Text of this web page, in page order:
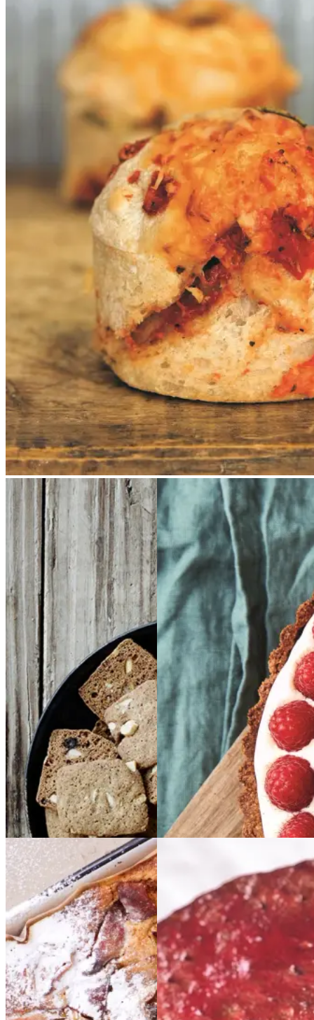
Disse supersaftige snegle baseret
på vores ølandshvededej er uhyre
lækre, ungerne elsker dem og hvis
jeg ikke har tid til en ordentlig
frokost, snupper jeg en
ølandssnegl og jeg gør det med
glæde. Her er sneglene rullet med
rå tomatsauce og comté, men du
kan selvfølgelig variere fyldet.
Brunkager
Brunkage
r
Gem opskrift
Glutenfri Glutenfri
bærtærte
bærtærte
medmed bagt
bagt
mandelcreme
mandel
creme
Gem opskrift
Dessert
Glutenfri
ÆblekageÆblekage BygkageBygkage
medmed
ribssirupribssirup